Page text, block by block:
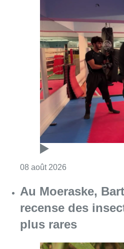
08 août 2026
Au Moeraske,
recense des
plus rares